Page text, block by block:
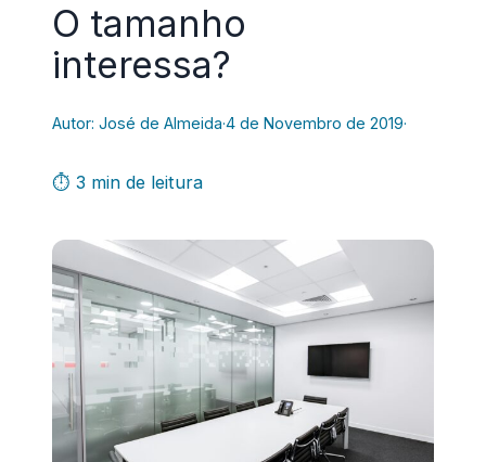
O tamanho
interessa?
Autor: José de Almeida·4 de Novembro de 2019·
⏱ 3 min de leitura